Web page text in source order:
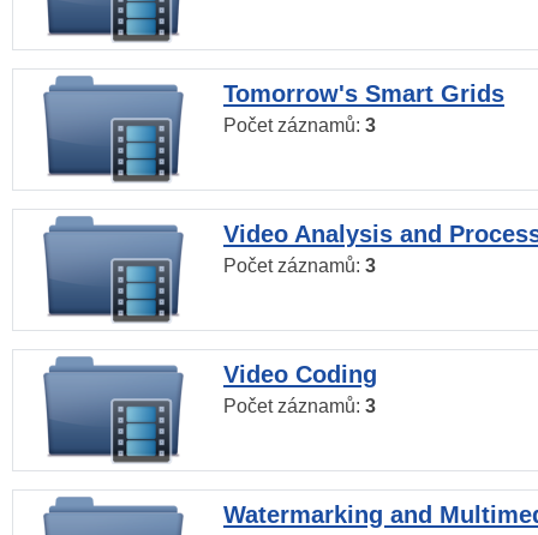
Tomorrow's Smart Grids
Počet záznamů: 3
Video Analysis and
Počet záznamů: 3
Video Coding
Počet záznamů: 3
Watermarking and